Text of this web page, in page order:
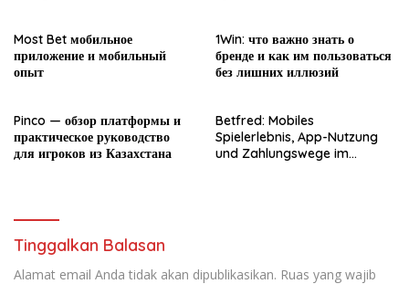
Most Bet мобильное
приложение и мобильный
опыт
1Win: что важно знать о
бренде и как им пользоваться
без лишних иллюзий
Pinco — обзор платформы и
практическое руководство
для игроков из Казахстана
Betfred: Mobiles
Spielerlebnis, App-Nutzung
und Zahlungswege im
Tinggalkan Balasan
Alamat email Anda tidak akan dipublikasikan. Ruas yang wajib